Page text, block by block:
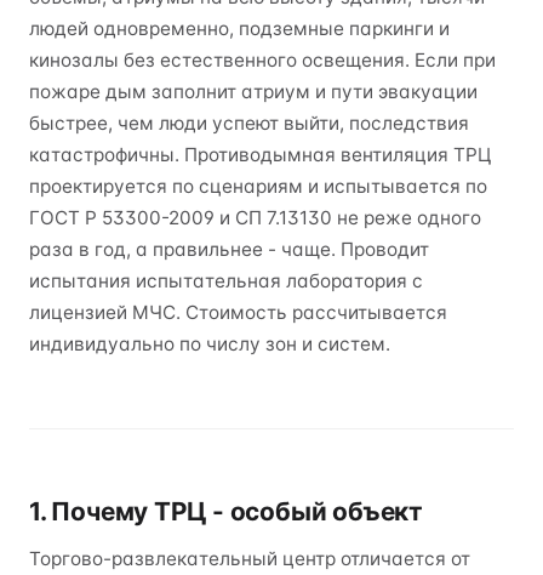
людей одновременно, подземные паркинги и
кинозалы без естественного освещения. Если при
пожаре дым заполнит атриум и пути эвакуации
быстрее, чем люди успеют выйти, последствия
катастрофичны. Противодымная вентиляция ТРЦ
проектируется по сценариям и испытывается по
ГОСТ Р 53300-2009 и СП 7.13130 не реже одного
раза в год, а правильнее - чаще. Проводит
испытания испытательная лаборатория с
лицензией МЧС. Стоимость рассчитывается
индивидуально по числу зон и систем.
1. Почему ТРЦ - особый объект
Торгово-развлекательный центр отличается от